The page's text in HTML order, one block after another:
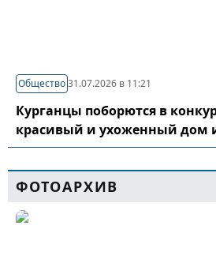
Общество31.07.2026 в 11:21
Курганцы поборются в
красивый и ухоженный дом
ФОТОАРХИВ